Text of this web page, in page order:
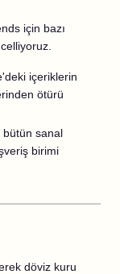
için bazı
içeriklerin
ötürü
bütün sanal
birimi
döviz kuru